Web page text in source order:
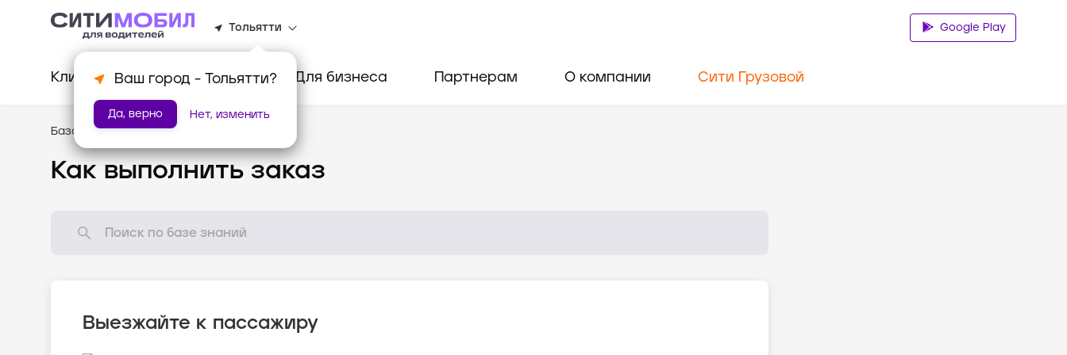
Тольятти
Ваш город - Тольятти?
Да, верно Нет, изменить
Google Play
Клиентам Водителям Для бизнеса Партнерам О компании Сити Грузовой
База знаний /Как всё устроено?
Как выполнить заказ
Выезжайте к пассажиру